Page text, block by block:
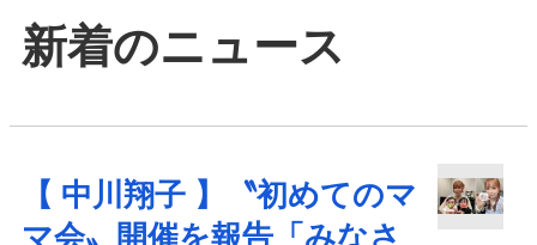
新着のニュース
【 中川翔子 】〝初めてのマ
マ会〟開催を報告「みなさ